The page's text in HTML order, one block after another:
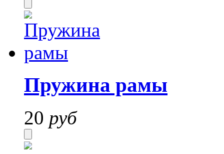
Пружина рамы
20 руб